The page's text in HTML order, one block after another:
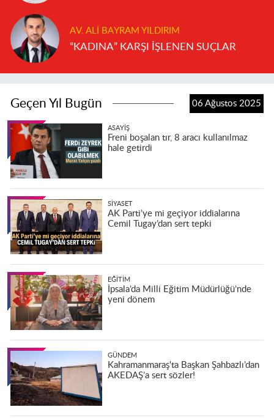
AV. ALI BAYRAM YILDIRIM
“KADINA” KARŞI İŞLENEN SUÇLAR
Geçen Yıl Bugün 06 Ağustos 2025
ASAYIŞ
Freni boşalan tır, 8 aracı kullanılmaz
hale getirdi
SIYASET
AK Parti’ye mi geçiyor iddialarına
Cemil Tugay’dan sert tepki
EĞITIM
İpsala’da Milli Eğitim Müdürlüğü’nde
yeni dönem
GÜNDEM
Kahramanmaraş'ta Başkan Şahbazlı’dan
AKEDAŞ’a sert sözler!